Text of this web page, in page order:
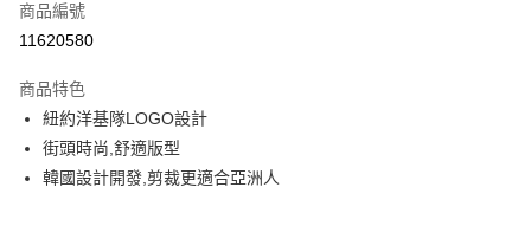
超商取貨付款
Apple Pay
街口支付
商品編號
11620580
商品特色
紐約洋基隊LOGO設計
街頭時尚,舒適版型
韓國設計開發,剪裁更適合亞洲人